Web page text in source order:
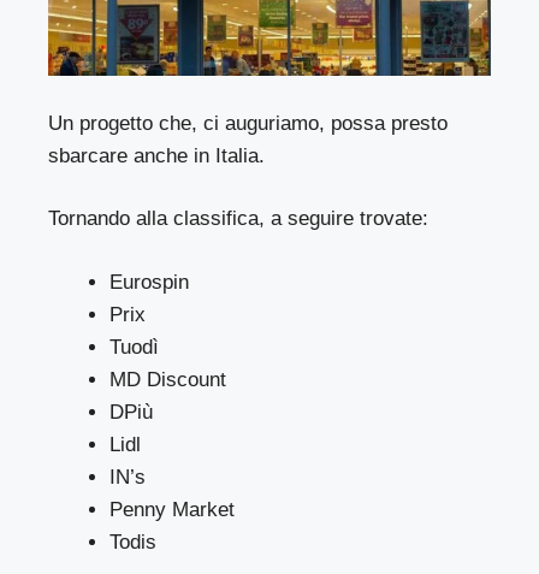
Un progetto che, ci auguriamo, possa presto
sbarcare anche in Italia.
Tornando alla classifica, a seguire trovate:
Eurospin
Prix
Tuodì
MD Discount
DPiù
Lidl
IN’s
Penny Market
Todis